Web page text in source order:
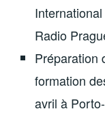
Radio
Préparation
formation
avril à